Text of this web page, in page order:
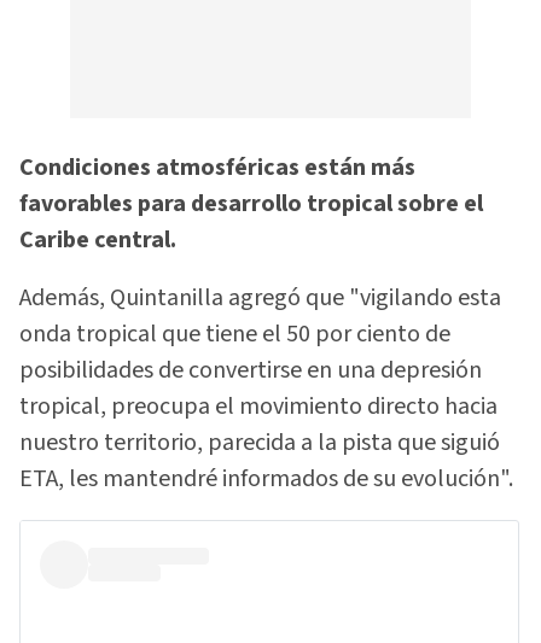
Condiciones atmosféricas están más
favorables para desarrollo tropical sobre el
Caribe central.
Además, Quintanilla agregó que "vigilando esta
onda tropical que tiene el 50 por ciento de
posibilidades de convertirse en una depresión
tropical, preocupa el movimiento directo hacia
nuestro territorio, parecida a la pista que siguió
ETA, les mantendré informados de su evolución".